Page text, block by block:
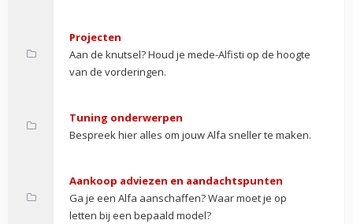
Projecten
Aan de knutsel? Houd je mede-Alfisti op de hoogte
van de vorderingen.
Tuning onderwerpen
Bespreek hier alles om jouw Alfa sneller te maken.
Aankoop adviezen en aandachtspunten
Ga je een Alfa aanschaffen? Waar moet je op
letten bij een bepaald model?